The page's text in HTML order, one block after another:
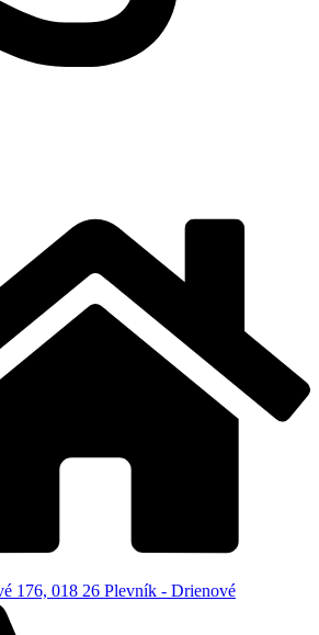
176, 018 26 Plevník - Drienové